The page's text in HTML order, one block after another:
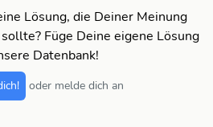
Lösung, die Deiner Meinung
Füge Deine eigene Lösung
Datenbank!
oder melde dich an